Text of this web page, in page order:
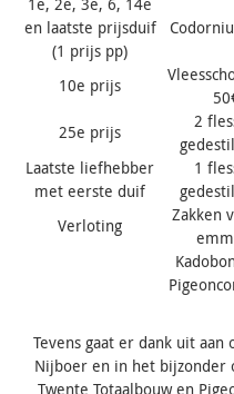
en laatste prijsduif
(1 prijs pp)
10e prijs
25e prijs
2
Laatste liefhebber
met eerste duif
1
Verloting
Zakken
Tevens gaat er dank uit aan
Nijboer en in het bijzonder
Twente Totaalbouw en